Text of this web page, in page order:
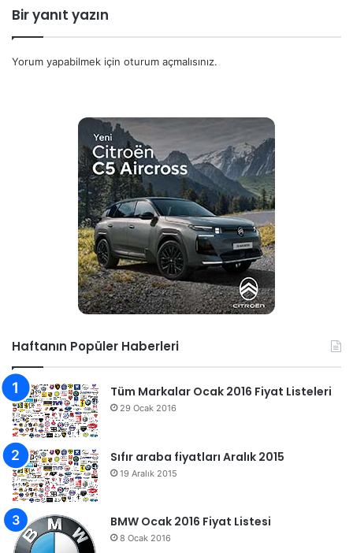
Bir yanıt yazın
Yorum yapabilmek için oturum açmalısınız.
Haftanın Popüler Haberleri
Tüm Markalar Ocak 2016 Fiyat Listeleri
29 Ocak 2016
Sıfır araba fiyatları Aralık 2015
19 Aralık 2015
BMW Ocak 2016 Fiyat Listesi
8 Ocak 2016